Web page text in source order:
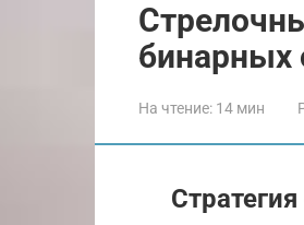
бинарных
На чтение: 14 мин